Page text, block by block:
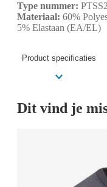
Type nummer:
Materiaal: 60%
5% Elastaan (EA/EL)
Product specificaties
Dit vind je